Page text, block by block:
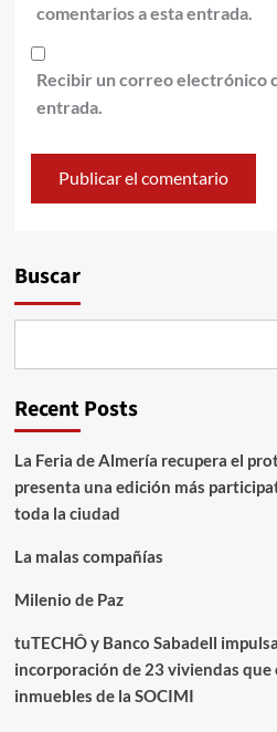
comentarios a esta entrada.
Recibir un correo electrónico
entrada.
Buscar
Recent Posts
La Feria de Almería recupera el
presenta una edición más
toda la ciudad
La malas compañías
Milenio de Paz
tuTECHÔ y Banco Sabadell
incorporación de 23 viviendas que
inmuebles de la SOCIMI